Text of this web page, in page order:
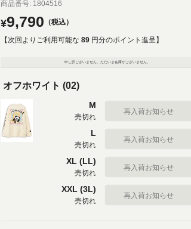
商品番号 1804516
¥9,790 税込
【次回よりご利用可能な 89 円分のポイント進呈】
申し訳ございません。ただいま在庫がございません。
オフホワイト (02)
M
売切れ
再入荷お知らせ
L
売切れ
再入荷お知らせ
XL (LL)
売切れ
再入荷お知らせ
XXL (3L)
売切れ
再入荷お知らせ